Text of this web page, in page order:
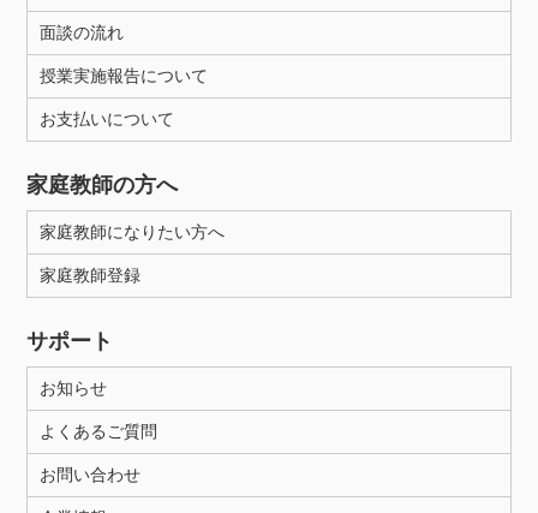
面談の流れ
授業実施報告について
お支払いについて
家庭教師の方へ
家庭教師になりたい方へ
家庭教師登録
サポート
お知らせ
よくあるご質問
お問い合わせ